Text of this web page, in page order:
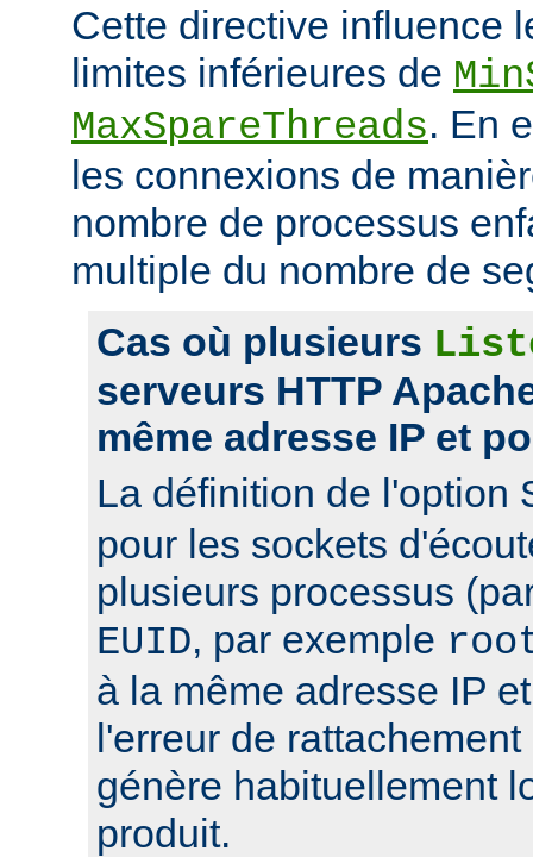
Cette directive influence
limites inférieures de
MaxSpareThreads. En
les connexions de
nombre de processus
multiple du nombre de
Cas où plusieurs
serveurs HTTP
même adresse IP et
La définition de l'option
pour les sockets
plusieurs processus
EUID, par exemple
à la même adresse IP
l'erreur de
génère habituellement
produit.